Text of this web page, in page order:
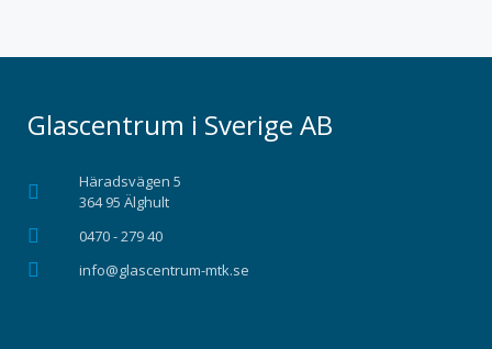
Glascentrum i Sverige AB
Häradsvägen 5
364 95 Älghult
0470 - 279 40
info@glascentrum-mtk.se